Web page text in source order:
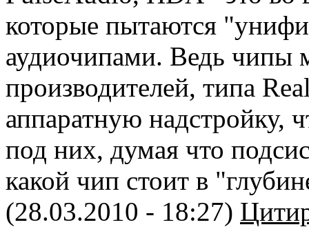
которые пытаются
аудиочипами. Ведь чипы
производителей, типа
аппаратную надстройку,
под них, думая что
какой чип стоит в
(28.03.2010 - 18:27)